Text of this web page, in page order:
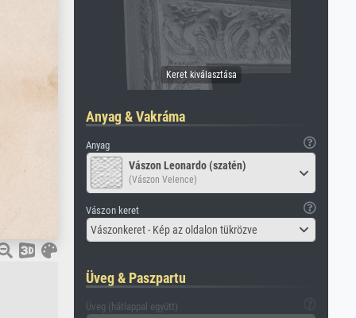
Anyag & Vakráma
Anyag
Vászon Leonardo (szatén)
(Vászon Velence)
Vászon keret
Vászonkeret - Kép az oldalon tükrözve
Üveg & Paszpartu
Üveg (hátlappal együtt)